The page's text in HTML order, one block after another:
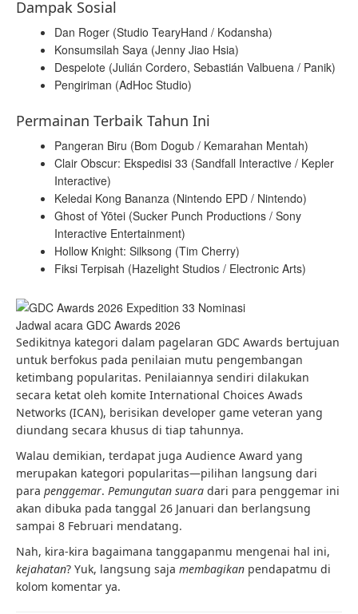
Dampak Sosial
Dan Roger (Studio TearyHand / Kodansha)
Konsumsilah Saya (Jenny Jiao Hsia)
Despelote (Julián Cordero, Sebastián Valbuena / Panik)
Pengiriman (AdHoc Studio)
Permainan Terbaik Tahun Ini
Pangeran Biru (Bom Dogub / Kemarahan Mentah)
Clair Obscur: Ekspedisi 33 (Sandfall Interactive / Kepler
Interactive)
Keledai Kong Bananza (Nintendo EPD / Nintendo)
Ghost of Yōtei (Sucker Punch Productions / Sony
Interactive Entertainment)
Hollow Knight: Silksong (Tim Cherry)
Fiksi Terpisah (Hazelight Studios / Electronic Arts)
Jadwal acara GDC Awards 2026
Sedikitnya kategori dalam pagelaran GDC Awards bertujuan
untuk berfokus pada penilaian mutu pengembangan
ketimbang popularitas. Penilaiannya sendiri dilakukan
secara ketat oleh komite International Choices Awads
Networks (ICAN), berisikan developer game veteran yang
diundang secara khusus di tiap tahunnya.
Walau demikian, terdapat juga Audience Award yang
merupakan kategori popularitas—pilihan langsung dari
para penggemar. Pemungutan suara dari para penggemar ini
akan dibuka pada tanggal 26 Januari dan berlangsung
sampai 8 Februari mendatang.
Nah, kira-kira bagaimana tanggapanmu mengenai hal ini,
kejahatan? Yuk, langsung saja membagikan pendapatmu di
kolom komentar ya.